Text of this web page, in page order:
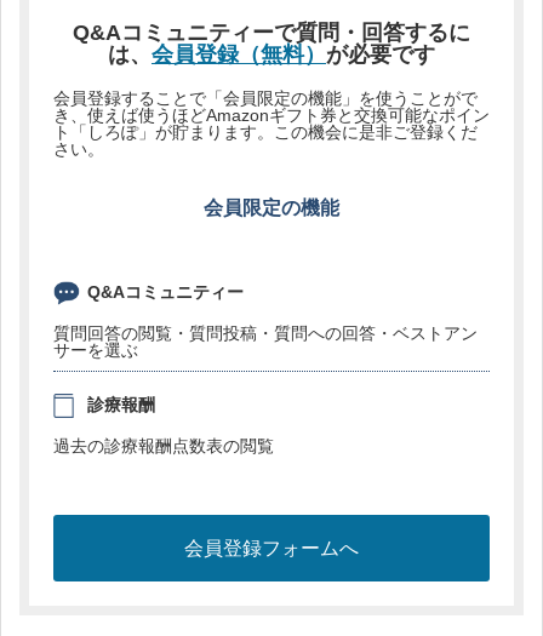
Q&Aコミュニティーで質問・回答するに
は、 会員登録（無料） が必要です
会員登録することで「会員限定の機能」を使うことがで
き、使えば使うほどAmazonギフト券と交換可能なポイン
ト「しろぽ」が貯まります。この機会に是非ご登録くだ
さい。
会員限定の機能
Q&Aコミュニティー
質問回答の閲覧・質問投稿・質問への回答・ベストアン
サーを選ぶ
診療報酬
過去の診療報酬点数表の閲覧
会員登録フォームへ